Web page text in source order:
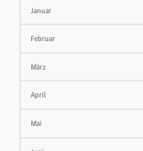
Januar
Februar
März
April
Mai